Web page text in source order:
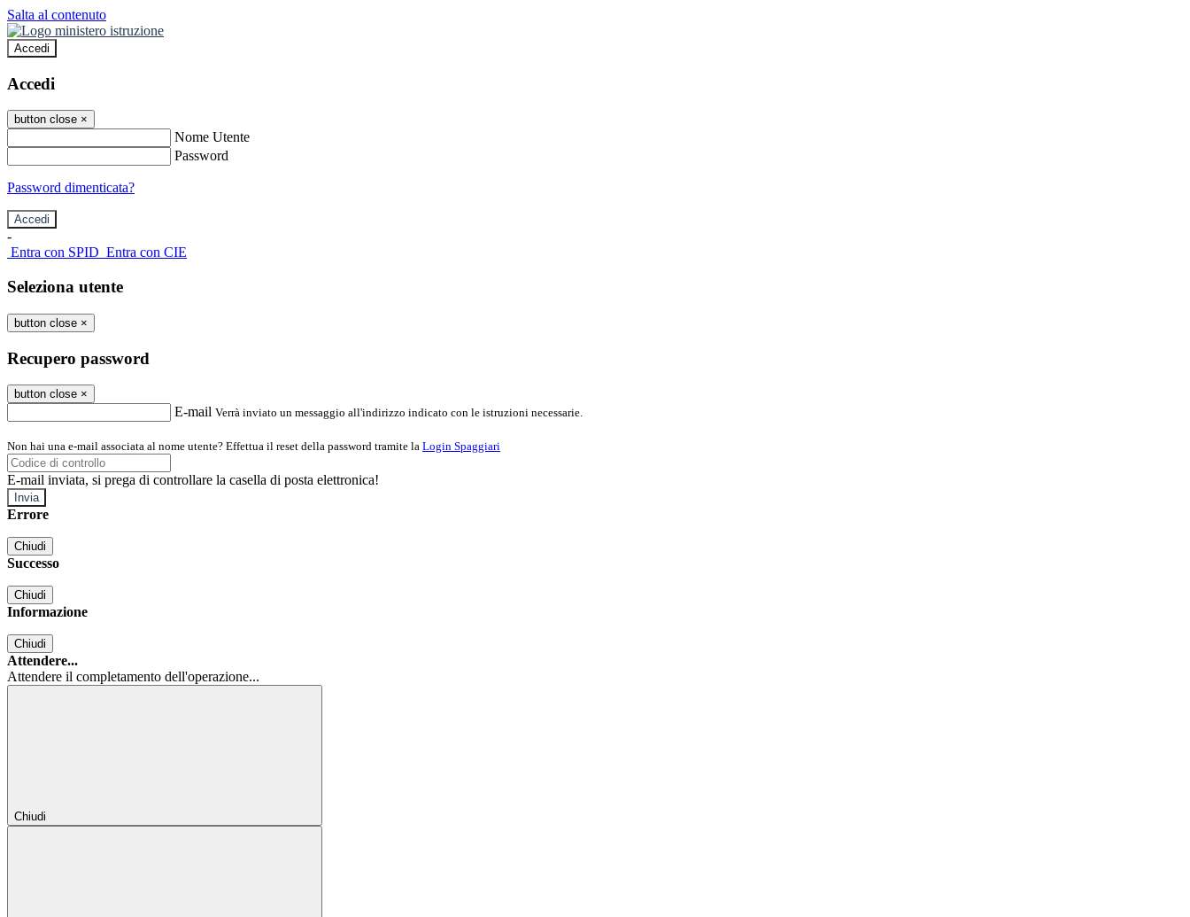
Salta al contenuto
Accedi
Accedi
button close ×
Nome Utente
Password
Password dimenticata?
-
Entra con SPID Entra con CIE
Seleziona utente
button close ×
Recupero password
button close ×
E-mail Verrà inviato un messaggio all'indirizzo indicato con le istruzioni necessarie.
Non hai una e-mail associata al nome utente? Effettua il reset della password tramite la Login Spaggiari
E-mail inviata, si prega di controllare la casella di posta elettronica!
Errore
Chiudi
Successo
Chiudi
Informazione
Chiudi
Attendere...
Attendere il completamento dell'operazione...
Chiudi